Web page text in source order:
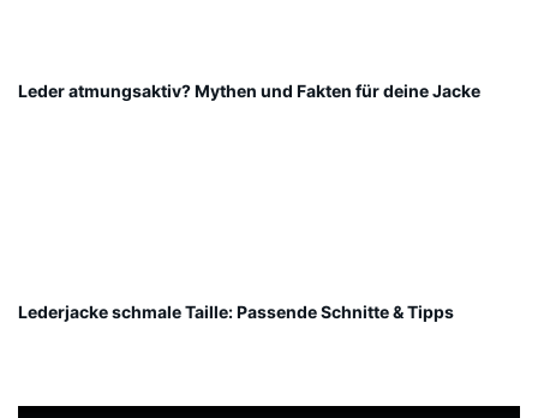
Leder atmungsaktiv? Mythen und Fakten für deine Jacke
Lederjacke schmale Taille: Passende Schnitte & Tipps